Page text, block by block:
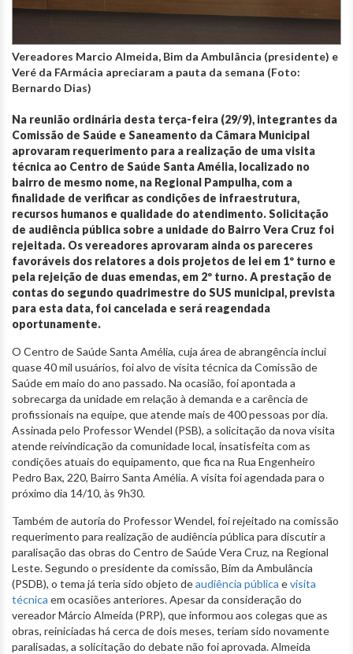
Vereadores Marcio Almeida, Bim da Ambulância (presidente) e
Veré da FArmácia apreciaram a pauta da semana (Foto:
Bernardo Dias)
Na reunião ordinária desta terça-feira (29/9), integrantes da
Comissão de Saúde e Saneamento da Câmara Municipal
aprovaram requerimento para a realização de uma visita
técnica ao Centro de Saúde Santa Amélia, localizado no
bairro de mesmo nome, na Regional Pampulha, com a
finalidade de verificar as condições de infraestrutura,
recursos humanos e qualidade do atendimento. Solicitação
de audiência pública sobre a unidade do Bairro Vera Cruz foi
rejeitada. Os vereadores aprovaram ainda os pareceres
favoráveis dos relatores a dois projetos de lei em 1º turno e
pela rejeição de duas emendas, em 2º turno. A prestação de
contas do segundo quadrimestre do SUS municipal, prevista
para esta data, foi cancelada e será reagendada
oportunamente.
O Centro de Saúde Santa Amélia, cuja área de abrangência inclui
quase 40 mil usuários, foi alvo de visita técnica da Comissão de
Saúde em maio do ano passado. Na ocasião, foi apontada a
sobrecarga da unidade em relação à demanda e a carência de
profissionais na equipe, que atende mais de 400 pessoas por dia.
Assinada pelo Professor Wendel (PSB), a solicitação da nova visita
atende reivindicação da comunidade local, insatisfeita com as
condições atuais do equipamento, que fica na Rua Engenheiro
Pedro Bax, 220, Bairro Santa Amélia. A visita foi agendada para o
próximo dia 14/10, às 9h30.
Também de autoria do Professor Wendel, foi rejeitado na comissão
requerimento para realização de audiência pública para discutir a
paralisação das obras do Centro de Saúde Vera Cruz, na Regional
Leste. Segundo o presidente da comissão, Bim da Ambulância
(PSDB), o tema já teria sido objeto deaudiência pública evisita
técnica em ocasiões anteriores. Apesar da consideração do
vereador Márcio Almeida (PRP), que informou aos colegas que as
obras, reiniciadas há cerca de dois meses, teriam sido novamente
paralisadas, a solicitação do debate não foi aprovada. Almeida